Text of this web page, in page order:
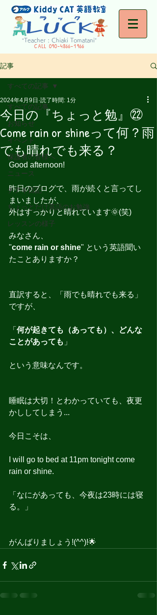
“Teacher : Chiaki Tomatani”
CALL 090-4866-1966
記事
すべての記事
お知らせ
イベント
保護者の皆様へ
ニュース
チアキ日記
ちょっとだけ英語のお勉強
レッスンの様子
すべての記事
今日の『ちょっと勉』㉒
Come rain or shineって何？雨
でも晴れでも来る？
2024年4月9日 読了時間: 1分
Good afternoon!
昨日のブログで、雨が続くと言ってし
まいましたが、
外はすっかりと晴れています🌞(笑)
みなさん、
"come rain or shine" という英語聞い
たことありますか？
直訳すると、「雨でも晴れでも来る」
ですが、
「 何が起きても（あっても）、どんな
ことがあっても 」
という意味なんです。
睡眠は大切！とわかっていても、夜更
かししてしまう...
今日こそは、
I will go to bed at 11pm tonight come
rain or shine.
「なにがあっても、今夜は23時には寝
る。」
がんばりましょう!(^^)!🌟